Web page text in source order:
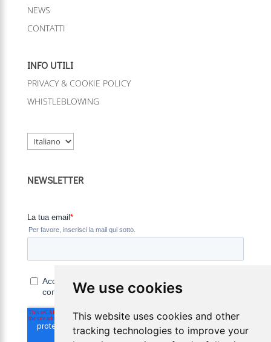
We use cookies
This website uses cookies and other
tracking technologies to improve your
NEWS
CONTATTI
INFO UTILI
PRIVACY & COOKIE POLICY
WHISTLEBLOWING
Scegli
una
NEWSLETTER